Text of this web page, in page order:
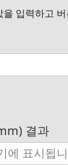
을 입력하고
결과